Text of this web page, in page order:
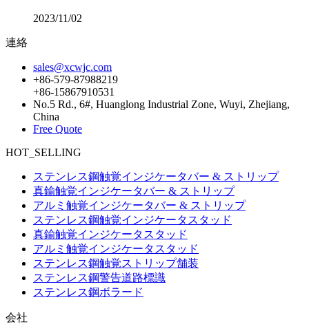
2023/11/02
連絡
sales@xcwjc.com
+86-579-87988219
+86-15867910531
No.5 Rd., 6#, Huanglong Industrial Zone, Wuyi, Zhejiang,
China
Free Quote
HOT_SELLING
ステンレス鋼触覚インジケータバー & ストリップ
真鍮触覚インジケータバー & ストリップ
アルミ触覚インジケータバー & ストリップ
ステンレス鋼触覚インジケータスタッド
真鍮触覚インジケータスタッド
アルミ触覚インジケータスタッド
ステンレス鋼触覚ストリップ舗装
ステンレス鋼警告道路標識
ステンレス鋼ボラード
会社